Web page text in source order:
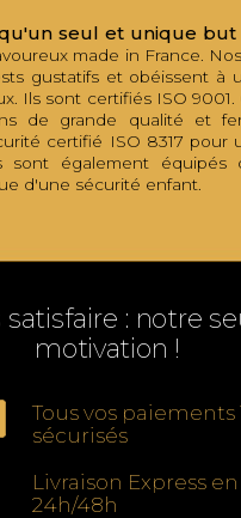
seul et unique but
made in France.
gustatifs et obéissent à
Ils sont certifiés ISO
de grande qualité et
certifié ISO 8317 pour
sont également équipés
d'une sécurité enfant.
satisfaire : notre
motivation !
Tous vos paiements
sécurisés
Livraison Express en
24h/48h